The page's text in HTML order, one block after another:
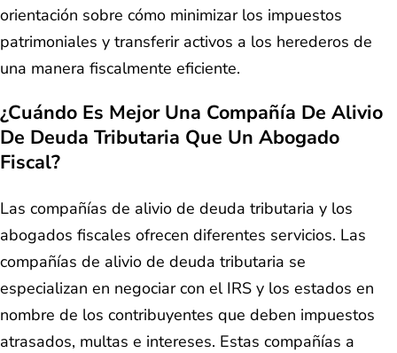
orientación sobre cómo minimizar los impuestos
patrimoniales y transferir activos a los herederos de
una manera fiscalmente eficiente.
¿Cuándo Es Mejor Una Compañía De Alivio
De Deuda Tributaria Que Un Abogado
Fiscal?
Las compañías de alivio de deuda tributaria y los
abogados fiscales ofrecen diferentes servicios. Las
compañías de alivio de deuda tributaria se
especializan en negociar con el IRS y los estados en
nombre de los contribuyentes que deben impuestos
atrasados, multas e intereses. Estas compañías a